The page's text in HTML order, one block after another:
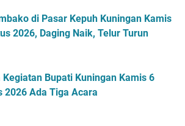
di Pasar Kepuh Kuningan Kamis
2026, Daging Naik, Telur Turun
Kegiatan Bupati Kuningan Kamis 6
2026 Ada Tiga Acara